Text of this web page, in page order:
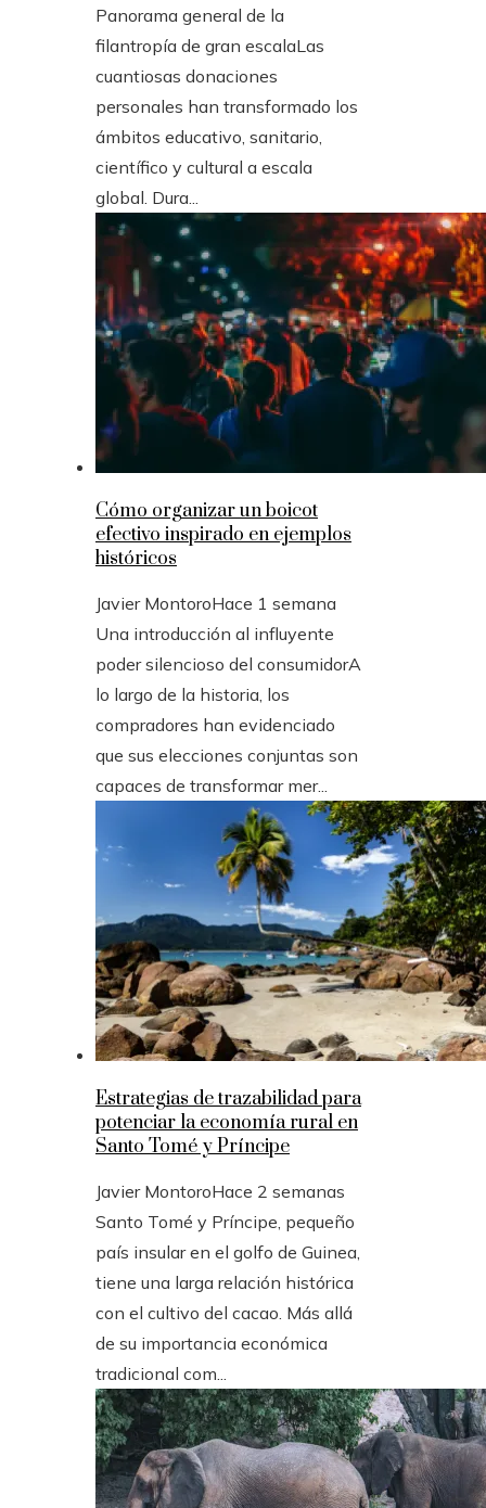
Panorama general de la
filantropía de gran escalaLas
cuantiosas donaciones
personales han transformado los
ámbitos educativo, sanitario,
científico y cultural a escala
global. Dura...
Cómo organizar un boicot
efectivo inspirado en ejemplos
históricos
Javier MontoroHace 1 semana
Una introducción al influyente
poder silencioso del consumidorA
lo largo de la historia, los
compradores han evidenciado
que sus elecciones conjuntas son
capaces de transformar mer...
Estrategias de trazabilidad para
potenciar la economía rural en
Santo Tomé y Príncipe
Javier MontoroHace 2 semanas
Santo Tomé y Príncipe, pequeño
país insular en el golfo de Guinea,
tiene una larga relación histórica
con el cultivo del cacao. Más allá
de su importancia económica
tradicional com...